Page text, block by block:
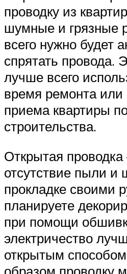
проводку из
шумные и грязные
всего нужно будет
спрятать провода.
лучше всего
время ремонта или
приема квартиры
строительства.
Открытая
отсутствие пыли и
прокладке своими
планируете
при помощи
электричество
открытым